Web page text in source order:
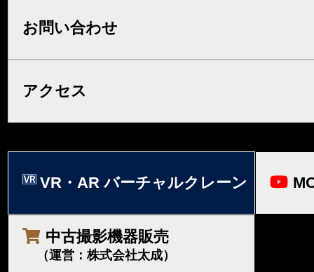
お問い合わせ
アクセス
VR・AR バーチャルクレーン
中古撮影機器販売
（運営：株式会社太成）